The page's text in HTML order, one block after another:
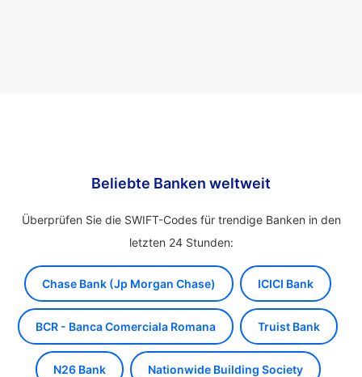
Beliebte Banken weltweit
Überprüfen Sie die SWIFT-Codes für trendige Banken in den
letzten 24 Stunden:
Chase Bank (Jp Morgan Chase) ICICI Bank
BCR - Banca Comerciala Romana Truist Bank
N26 Bank Nationwide Building Society